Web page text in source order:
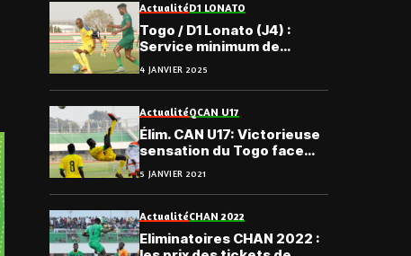
ActualitéD1 LONATO
Togo / D1 Lonato (J4) :
Service minimum de
l’Entente 2 face à Espoir
FC
4 JANVIER 2025
ActualitéQCAN U17
Élim. CAN U17: Victorieuse
sensation du Togo face
Niger
5 JANVIER 2021
ActualitéCHAN 2022
Eliminatoires CHAN 2022 :